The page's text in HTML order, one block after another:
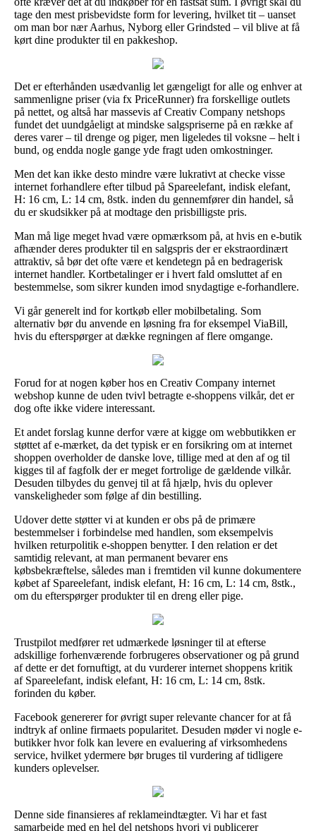
tage den mest prisbevidste form for levering, hvilket tit – uanset
om man bor nær Aarhus, Nyborg eller Grindsted – vil blive at få
kørt dine produkter til en pakkeshop.
Det er efterhånden usædvanlig let gængeligt for alle og enhver at
sammenligne priser (via fx PriceRunner) fra forskellige outlets
på nettet, og altså har massevis af Creativ Company netshops
fundet det uundgåeligt at mindske salgspriserne på en række af
deres varer – til drenge og piger, men ligeledes til voksne – helt i
bund, og endda nogle gange yde fragt uden omkostninger.
Men det kan ikke desto mindre være lukrativt at checke visse
internet forhandlere efter tilbud på Spareelefant, indisk elefant,
H: 16 cm, L: 14 cm, 8stk. inden du gennemfører din handel, så
du er skudsikker på at modtage den prisbilligste pris.
Man må lige meget hvad være opmærksom på, at hvis en e-butik
afhænder deres produkter til en salgspris der er ekstraordinært
attraktiv, så bør det ofte være et kendetegn på en bedragerisk
internet handler. Kortbetalinger er i hvert fald omsluttet af en
bestemmelse, som sikrer kunden imod snydagtige e-forhandlere.
Vi går generelt ind for kortkøb eller mobilbetaling. Som
alternativ bør du anvende en løsning fra for eksempel ViaBill,
hvis du efterspørger at dække regningen af flere omgange.
Forud for at nogen køber hos en Creativ Company internet
webshop kunne de uden tvivl betragte e-shoppens vilkår, det er
dog ofte ikke videre interessant.
Et andet forslag kunne derfor være at kigge om webbutikken er
støttet af e-mærket, da det typisk er en forsikring om at internet
shoppen overholder de danske love, tillige med at den af og til
kigges til af fagfolk der er meget fortrolige de gældende vilkår.
Desuden tilbydes du genvej til at få hjælp, hvis du oplever
vanskeligheder som følge af din bestilling.
Udover dette støtter vi at kunden er obs på de primære
bestemmelser i forbindelse med handlen, som eksempelvis
hvilken returpolitik e-shoppen benytter. I den relation er det
samtidig relevant, at man permanent bevarer ens
købsbekræftelse, således man i fremtiden vil kunne dokumentere
købet af Spareelefant, indisk elefant, H: 16 cm, L: 14 cm, 8stk.,
om du efterspørger produkter til en dreng eller pige.
Trustpilot medfører ret udmærkede løsninger til at efterse
adskillige forhenværende forbrugeres observationer og på grund
af dette er det fornuftigt, at du vurderer internet shoppens kritik
af Spareelefant, indisk elefant, H: 16 cm, L: 14 cm, 8stk.
forinden du køber.
Facebook genererer for øvrigt super relevante chancer for at få
indtryk af online firmaets popularitet. Desuden møder vi nogle e-
butikker hvor folk kan levere en evaluering af virksomhedens
service, hvilket ydermere bør bruges til vurdering af tidligere
kunders oplevelser.
Denne side finansieres af reklameindtægter. Vi har et fast
samarbejde med en hel del netshops hvori vi publicerer